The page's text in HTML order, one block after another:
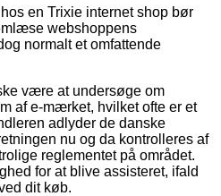
en Trixie internet shop bør
webshoppens
normalt et omfattende
være at undersøge om
af e-mærket, hvilket ofte er et
adlyder de danske
nu og da kontrolleres af
reglementet på området.
for at blive assisteret, ifald
dit køb.